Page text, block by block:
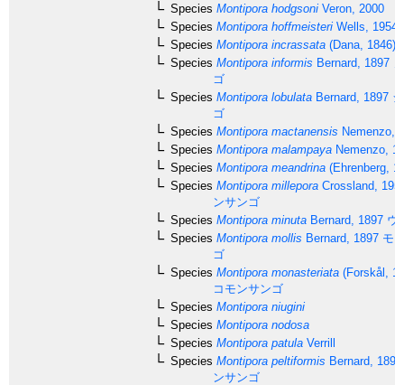
Species Montipora hodgsoni Veron, 2000
Species Montipora hoffmeisteri Wells, 1954
Species Montipora incrassata (Dana, 1846)
Species Montipora informis Bernard, 1897
ゴ
Species Montipora lobulata Bernard, 1897
ゴ
Species Montipora mactanensis Nemenzo,
Species Montipora malampaya Nemenzo,
Species Montipora meandrina (Ehrenberg,
Species Montipora millepora Crossland,
ンサンゴ
Species Montipora minuta Bernard, 1897 ウ
Species Montipora mollis Bernard, 1897 モ
ゴ
Species Montipora monasteriata (Forskål,
コモンサンゴ
Species Montipora niugini
Species Montipora nodosa
Species Montipora patula Verrill
Species Montipora peltiformis Bernard, 1897
ンサンゴ